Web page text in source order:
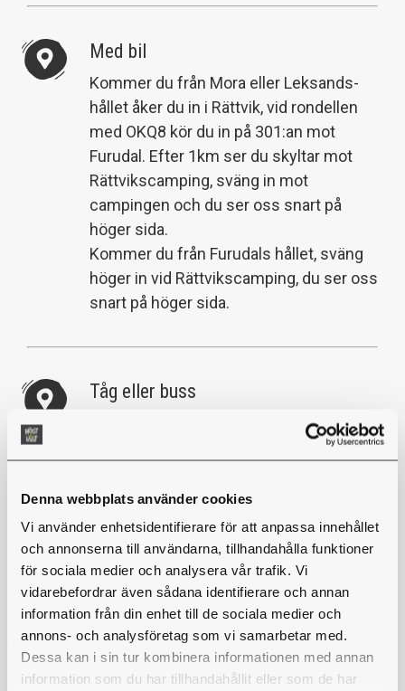
Denna webbplats använder cookies
Vi använder enhetsidentifierare för att anpassa innehållet
och annonserna till användarna, tillhandahålla funktioner
för sociala medier och analysera vår trafik. Vi
vidarebefordrar även sådana identifierare och annan
information från din enhet till de sociala medier och
annons- och analysföretag som vi samarbetar med.
Dessa kan i sin tur kombinera informationen med annan
information som du har tillhandahållit eller som de har
Med bil
Kommer du från Mora eller Leksands-
hållet åker du in i Rättvik, vid rondellen
med OKQ8 kör du in på 301:an mot
Furudal. Efter 1km ser du skyltar mot
Rättvikscamping, sväng in mot
campingen och du ser oss snart på
höger sida.
Kommer du från Furudals hållet, sväng
höger in vid Rättvikscamping, du ser oss
snart på höger sida.
Tåg eller buss
När du kommit fram till Rättviks
resecentrum är det cirka 15 minuters
och fortsättt sedan gå ned hela vägen
mot den stora rondellen 500 meter bort.
Härifrån går du enklast mot Furudal och
sväng sedan in mot Rättvikcamping där
du hittar oss. Tack för att du reser
miljövänligt, du är dessutom uppvärmd
och klar när du kommit fram.